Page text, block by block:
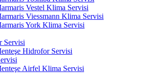
Vestel Klima Servisi
Viessmann Klima Servisi
York Klima Servisi
Servisi
Hidrofor Servisi
Airfel Klima Servisi